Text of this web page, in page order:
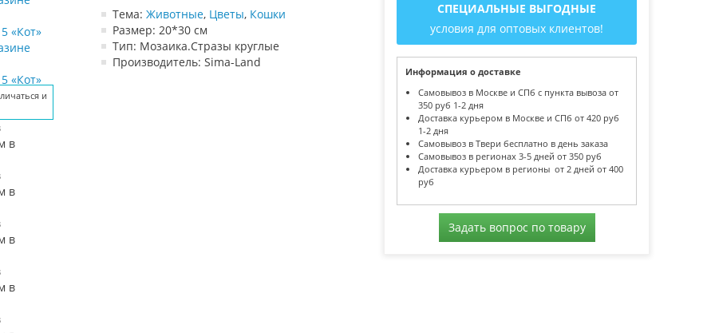
и
и
и
и
и
Тема: Животные, Цветы, Кошки
Размер: 20*30 см
Тип: Мозаика.Стразы круглые
Производитель: Sima-Land
СПЕЦИАЛЬНЫЕ ВЫГОДНЫЕ
условия для оптовых клиентов!
Информация о доставке
Самовывоз в Москве и СПб с пункта вывоза от
350 руб 1-2 дня
Доставка курьером в Москве и СПб от 420 руб
1-2 дня
Самовывоз в Твери бесплатно в день заказа
Самовывоз в регионах 3-5 дней от 350 руб
Доставка курьером в регионы от 2 дней от 400
руб
Задать вопрос по товару